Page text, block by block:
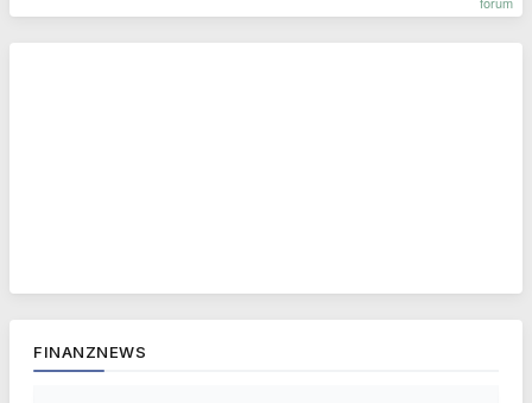
FINANZNEWS